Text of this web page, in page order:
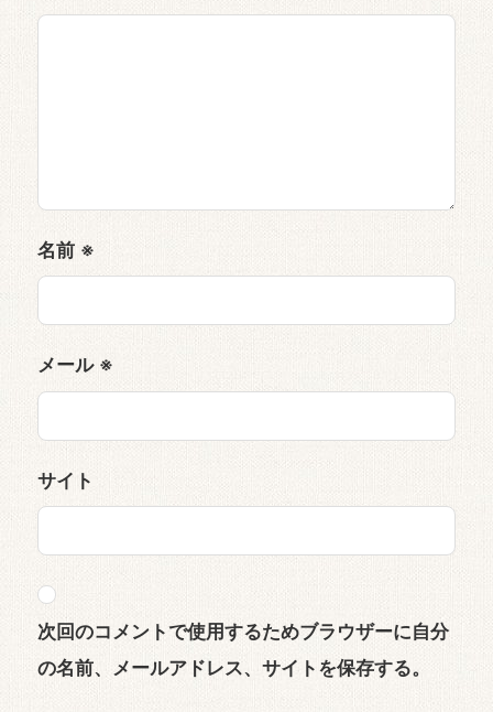
名前 ※
メール ※
サイト
次回のコメントで使用するためブラウザーに自分
の名前、メールアドレス、サイトを保存する。